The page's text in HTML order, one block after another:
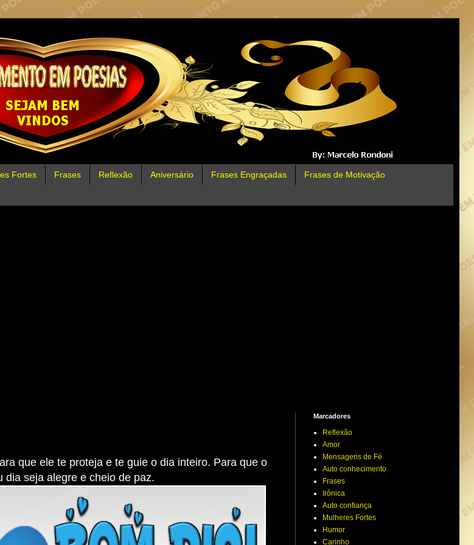
Fortes Frases Reflexão Aniversário Frases Engraçadas Frases de Motivação
que ele te proteja e te guie o dia inteiro. Para que o
dia seja alegre e cheio de paz.
Marcadores
Reflexão
Amor
Mensagens de Fé
Auto conhecimento
Frases
Irônica
Auto confiança
Mulheres Fortes
Humor
Carinho